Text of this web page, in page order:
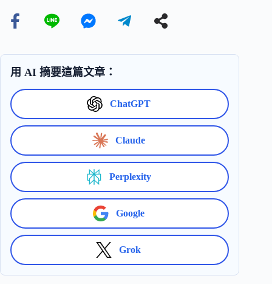
用 AI 摘要這篇文章：
ChatGPT
Claude
Perplexity
Google
Grok